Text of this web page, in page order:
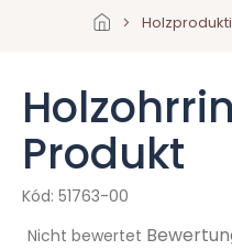
Produkt
51763-00
Die
Nicht bewertet